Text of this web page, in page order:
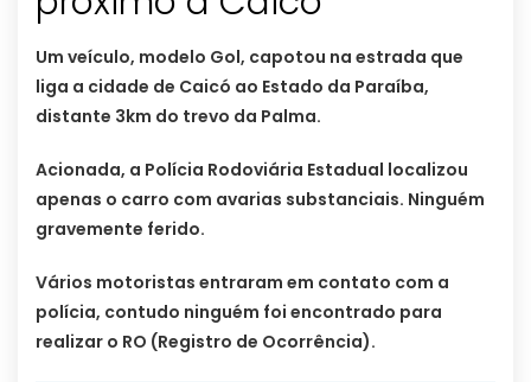
Um veículo, modelo Gol, capotou na estrada que
liga a cidade de Caicó ao Estado da Paraíba,
distante 3km do trevo da Palma.
Acionada, a Polícia Rodoviária Estadual localizou
apenas o carro com avarias substanciais. Ninguém
gravemente ferido.
Vários motoristas entraram em contato com a
polícia, contudo ninguém foi encontrado para
realizar o RO (Registro de Ocorrência).